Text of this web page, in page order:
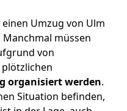
Umzug von Ulm
müssen
von
organisiert werden.
Situation befinden,